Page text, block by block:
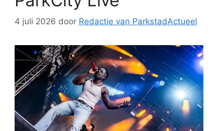
4 juli 2026 door Redactie van ParkstadActueel